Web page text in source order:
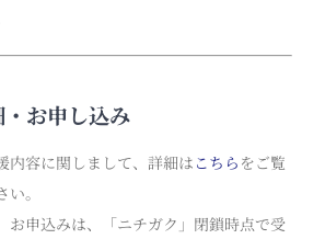
お申し込み
内容に関しまして、詳細は こちら をご覧
い。
お申込みは、「ニチガク」閉鎖時点で受